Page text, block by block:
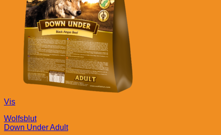
Vis
Wolfsblut
Down Under Adult